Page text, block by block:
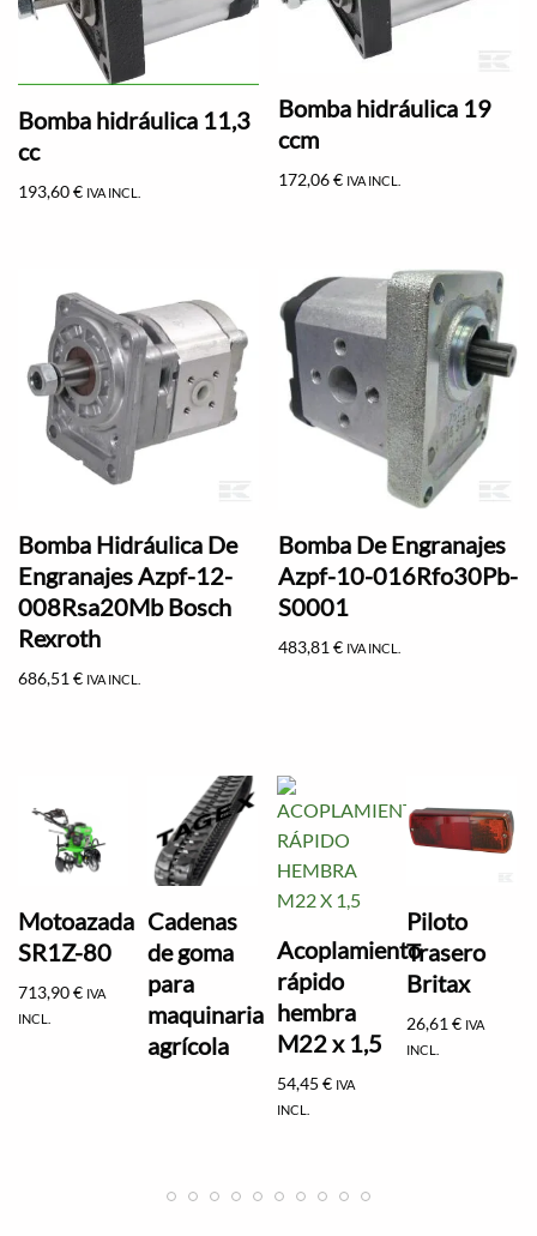
Bomba hidráulica 11,3
cc
193,60€ IVA INCL.
Bomba hidráulica 19
ccm
172,06€ IVA INCL.
Bomba Hidráulica De
Engranajes Azpf-12-
008Rsa20Mb Bosch
Rexroth
686,51 € IVA INCL.
Bomba De Engranajes
Azpf-10-016Rfo30Pb-
S0001
483,81€ IVA INCL.
Motoazada
SR1Z-80
713,90€ IVA
INCL.
Cadenas
de goma
para
maquinaria
agrícola
Acoplamiento
rápido
hembra
M22 x 1,5
54,45€ IVA
INCL.
Piloto
Trasero
Britax
26,61€ IVA
INCL.